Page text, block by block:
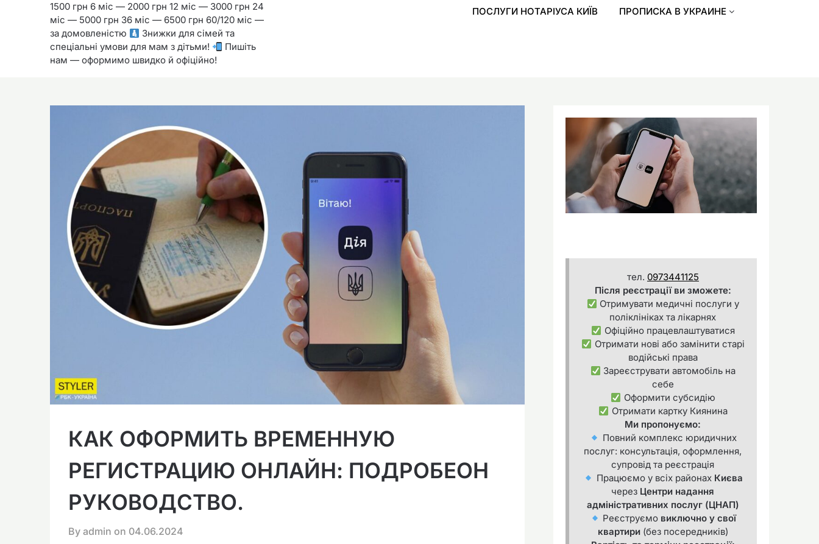
1500 грн 6 міс — 2000 грн 12 міс — 3000 грн 24
міс — 5000 грн 36 міс — 6500 грн 60/120 міс —
за домовленістю
Знижки для сімей та
спеціальні умови для мам з дітьми!
Пишіть
нам — оформимо швидко й офіційно!
ПОСЛУГИ НОТАРІУСА КИЇВ ПРОПИСКА В УКРАИНЕ
КАК ОФОРМИТЬ ВРЕМЕННУЮ
РЕГИСТРАЦИЮ ОНЛАЙН: ПОДРОБЕОН
РУКОВОДСТВО.
By admin on 04.06.2024
тел. 0973441125
Після реєстрації ви зможете:
Отримувати медичні послуги у
поліклініках та лікарнях
Офіційно працевлаштуватися
Отримати нові або замінити старі
водійські права
Зареєструвати автомобіль на
себе
Оформити субсидію
Отримати картку Киянина
Ми пропонуємо:
Повний комплекс юридичних
послуг: консультація, оформлення,
супровід та реєстрація
Працюємо у всіх районах Києва
через Центри надання
адміністративних послуг (ЦНАП)
Реєструємо виключно у свої
квартири(без посередників)